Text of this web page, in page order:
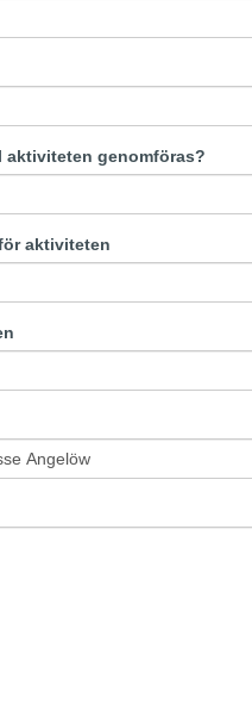
aktiviteten genomföras?
aktiviteten